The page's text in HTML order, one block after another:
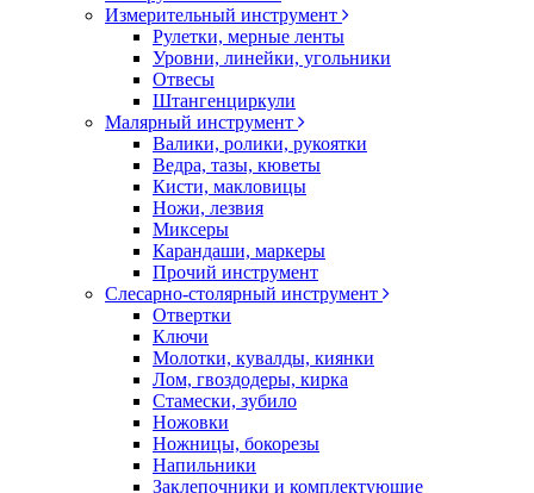
Измерительный инструмент
Рулетки, мерные ленты
Уровни, линейки, угольники
Отвесы
Штангенциркули
Малярный инструмент
Валики, ролики, рукоятки
Ведра, тазы, кюветы
Кисти, макловицы
Ножи, лезвия
Миксеры
Карандаши, маркеры
Прочий инструмент
Слесарно-столярный инструмент
Отвертки
Ключи
Молотки, кувалды, киянки
Лом, гвоздодеры, кирка
Стамески, зубило
Ножовки
Ножницы, бокорезы
Напильники
Заклепочники и комплектующие